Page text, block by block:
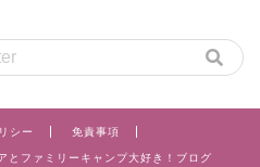
シー 免責事項
ファミリーキャンプ大好き！ブログ